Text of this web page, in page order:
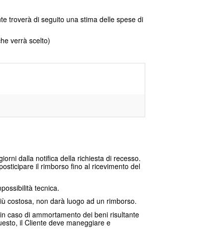
troverà di seguito una stima delle spese di
verrà scelto)
dalla notifica della richiesta di recesso.
il rimborso fino al ricevimento del
tecnica.
costosa, non darà luogo ad un rimborso.
caso di ammortamento dei beni risultante
il Cliente deve maneggiare e